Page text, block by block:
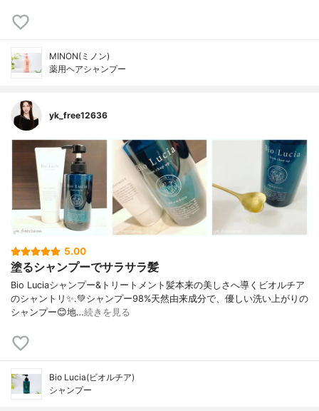
MINON(ミノン)
薬用ヘアシャンプー
yk_free12636
5.00
塗るシャンプーでサラサラ髪
Bio Luciaシャンプー&トリートメント⁡髪本来の美しさへ導くビオルチア
のシャントリ✨⁡.💚シャンプー98%天然由来成分で、優しい洗い上がりの
シャンプー😊地…続きを見る
Bio Lucia(ビオルチア)
シャンプー